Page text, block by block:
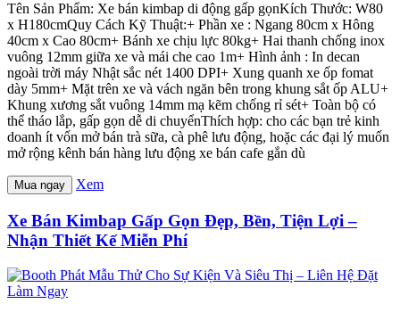
Tên Sản Phẩm: Xe bán kimbap di động gấp gọnKích Thước: W80
x H180cmQuy Cách Kỹ Thuật:+ Phần xe : Ngang 80cm x Hông
40cm x Cao 80cm+ Bánh xe chịu lực 80kg+ Hai thanh chống inox
vuông 12mm giữa xe và mái che cao 1m+ Hình ảnh : In decan
ngoài trời máy Nhật sắc nét 1400 DPI+ Xung quanh xe ốp fomat
dày 5mm+ Mặt trên xe và vách ngăn bên trong khung sắt ốp ALU+
Khung xương sắt vuông 14mm mạ kẽm chống rỉ sét+ Toàn bộ có
thể tháo lắp, gấp gọn dễ di chuyểnThích hợp: cho các bạn trẻ kinh
doanh ít vốn mở bán trà sữa, cà phê lưu động, hoặc các đại lý muốn
mở rộng kênh bán hàng lưu động xe bán cafe gắn dù
Mua ngay Xem
Xe Bán Kimbap Gấp Gọn Đẹp, Bền, Tiện Lợi –
Nhận Thiết Kế Miễn Phí